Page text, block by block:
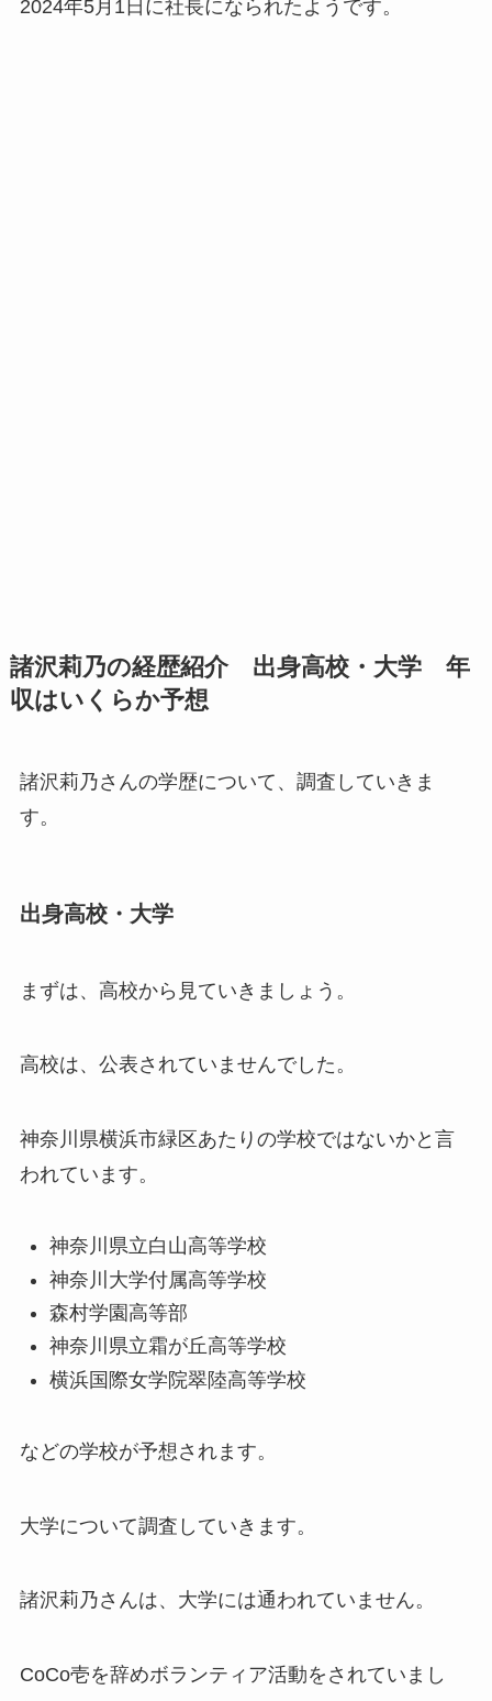
2024年5月1日に社長になられたようです。
諸沢莉乃の経歴紹介 出身高校・大学 年
収はいくらか予想
諸沢莉乃さんの学歴について、調査していきま
す。
出身高校・大学
まずは、高校から見ていきましょう。
高校は、公表されていませんでした。
神奈川県横浜市緑区あたりの学校ではないかと言
われています。
神奈川県立白山高等学校
神奈川大学付属高等学校
森村学園高等部
神奈川県立霜が丘高等学校
横浜国際女学院翠陸高等学校
などの学校が予想されます。
大学について調査していきます。
諸沢莉乃さんは、大学には通われていません。
CoCo壱を辞めボランティア活動をされていまし